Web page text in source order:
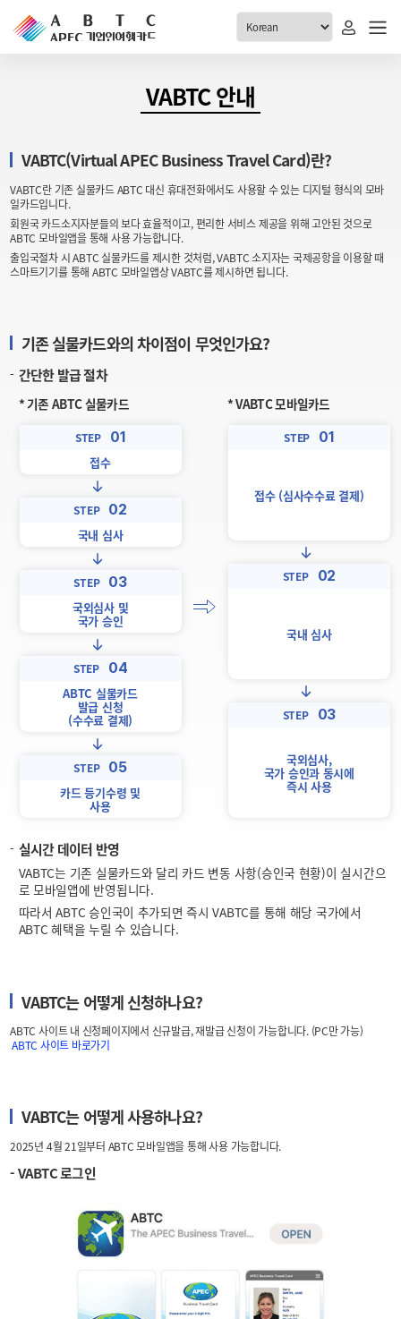
ABTC 전체메뉴
ABTC 제도 소개
VABTC 안내
발급 자격요건
신규발급 안내
재발급 안내
신청
취소
신청진행 현황
소지자 현황
공지사항
VABTC 안내
VABTC(Virtual APEC Business Travel Card)란?
VABTC란 기존 실물카드 ABTC 대신 휴대전화에서도 사용할 수 있는 디지털 형식의 모바
일카드입니다.
회원국 카드소지자분들의 보다 효율적이고, 편리한 서비스 제공을 위해 고안된 것으로
ABTC 모바일앱을 통해 사용 가능합니다.
출입국절차 시 ABTC 실물카드를 제시한 것처럼, VABTC 소지자는 국제공항을 이용할 때
스마트기기를 통해 ABTC 모바일앱상 VABTC를 제시하면 됩니다.
기존 실물카드와의 차이점이 무엇인가요?
간단한 발급 절차
* 기존 ABTC 실물카드
STEP
01
접수
STEP 02
국내 심사
STEP 03
국외심사 및
국가 승인
STEP
04
ABTC 실물카드
발급 신청
(수수료 결제)
STEP 05
카드 등기수령 및
사용
* VABTC 모바일카드
STEP 01
접수 (심사수수료 결제)
STEP 02
국내 심사
STEP 03
국외심사,
국가 승인과 동시에
즉시 사용
실시간 데이터 반영
VABTC는 기존 실물카드와 달리 카드 변동 사항(승인국 현황)이 실시간으
로 모바일앱에 반영됩니다.
따라서 ABTC 승인국이 추가되면 즉시 VABTC를 통해 해당 국가에서
ABTC 혜택을 누릴 수 있습니다.
VABTC는 어떻게 신청하나요?
ABTC 사이트 내 신청페이지에서 신규발급, 재발급 신청이 가능합니다. (PC만 가능)
ABTC 사이트 바로가기
VABTC는 어떻게 사용하나요?
2025년 4월 21일부터 ABTC 모바일앱을 통해 사용 가능합니다.
- VABTC 로그인